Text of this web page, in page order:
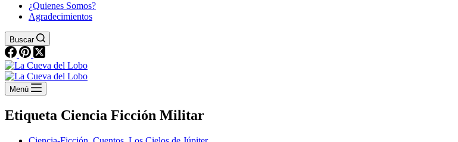
¿Quienes Somos?
Agradecimientos
Buscar
Menú
Etiqueta Ciencia Ficción Militar